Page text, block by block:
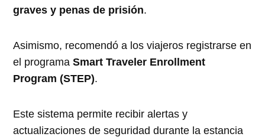
graves y penas de prisión.
Asimismo, recomendó a los viajeros registrarse en
el programaSmart Traveler Enrollment
Program (STEP).
Este sistema permite recibir alertas y
actualizaciones de seguridad durante la estancia